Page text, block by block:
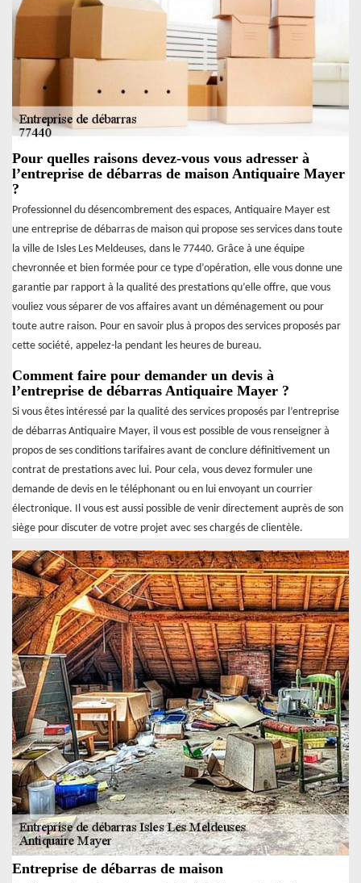
Pour quelles raisons devez-vous vous adresser à
l’entreprise de débarras de maison Antiquaire Mayer
?
Professionnel du désencombrement des espaces, Antiquaire Mayer est
une entreprise de débarras de maison qui propose ses services dans toute
la ville de Isles Les Meldeuses, dans le 77440. Grâce à une équipe
chevronnée et bien formée pour ce type d’opération, elle vous donne une
garantie par rapport à la qualité des prestations qu’elle offre, que vous
vouliez vous séparer de vos affaires avant un déménagement ou pour
toute autre raison. Pour en savoir plus à propos des services proposés par
cette société, appelez-la pendant les heures de bureau.
Comment faire pour demander un devis à
l’entreprise de débarras Antiquaire Mayer ?
Si vous êtes intéressé par la qualité des services proposés par l’entreprise
de débarras Antiquaire Mayer, il vous est possible de vous renseigner à
propos de ses conditions tarifaires avant de conclure définitivement un
contrat de prestations avec lui. Pour cela, vous devez formuler une
demande de devis en le téléphonant ou en lui envoyant un courrier
électronique. Il vous est aussi possible de venir directement auprès de son
siège pour discuter de votre projet avec ses chargés de clientèle.
Entreprise de débarras de maison